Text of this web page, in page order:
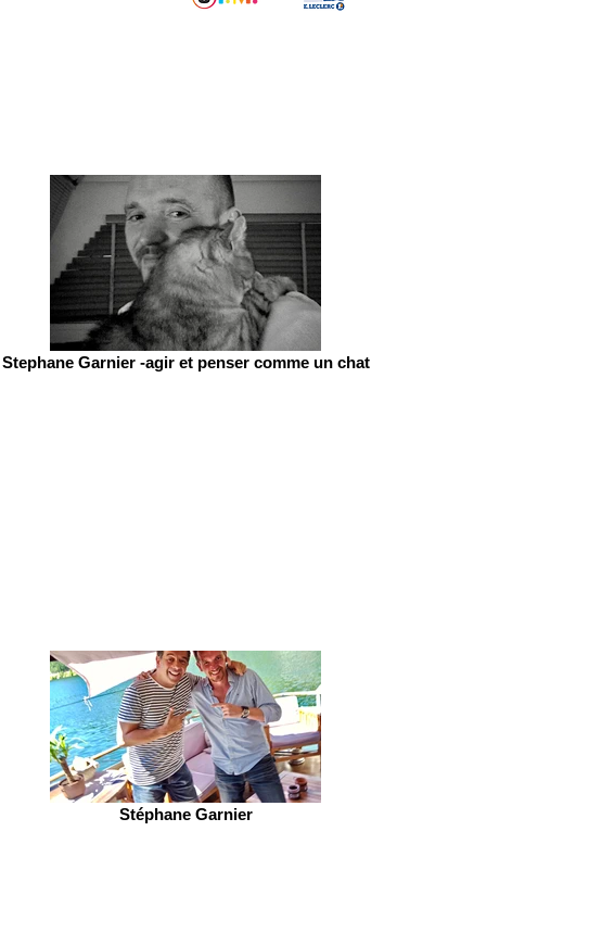
Stephane Garnier -agir et penser comme un chat
Stéphane Garnier